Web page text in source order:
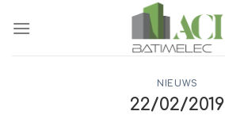
naar
NIEUWS
22/02/2019